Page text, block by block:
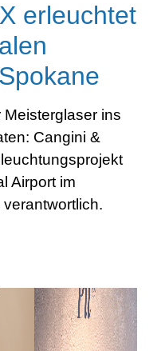
erleuchtet
ins
Cangini &
Airport im